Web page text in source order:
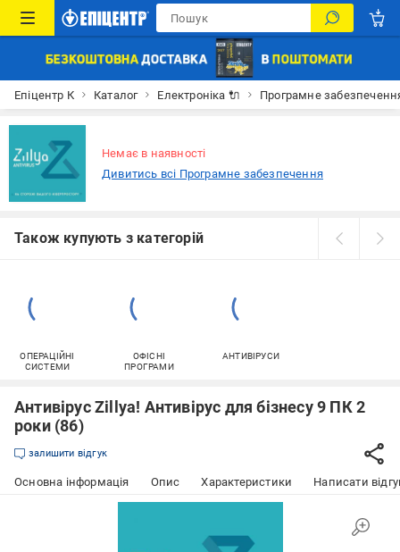
Епіцентр К Каталог Електроніка 🔌 Програмне
Немає в наявності
Дивитись всі Програмне забезпечення
Також купують з категорій
ОПЕРАЦІЙНІ
СИСТЕМИ
ОФІСНІ
ПРОГРАМИ
АНТИВІРУСИ
Антивірус Zillya! Антивірус для бізнесу 9 ПК 2
роки (86)
залишити відгук
Основна інформація Опис Характеристики Написати